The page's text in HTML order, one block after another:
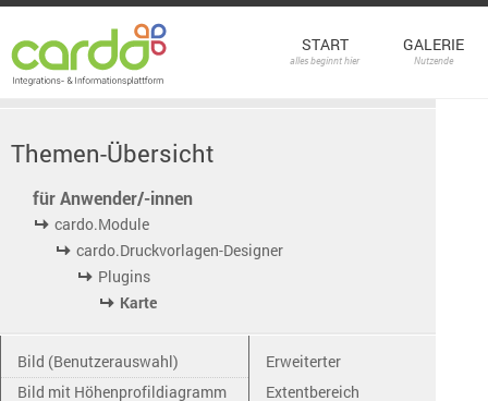
START
alles beginnt hier
GALERIE
Nutzende
Themen-Übersicht
für Anwender/-innen
cardo.Module
cardo.Druckvorlagen-Designer
Plugins
Karte
Bild (Benutzerauswahl)
Bild mit Höhenprofildiagramm
Erweiterter
Extentbereich